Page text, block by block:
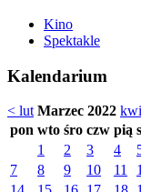
Kino
Spektakle
Kalendarium
< lut Marzec 2022
pon wto śro czw pią
1
2 3 4
7
8 9 10 11